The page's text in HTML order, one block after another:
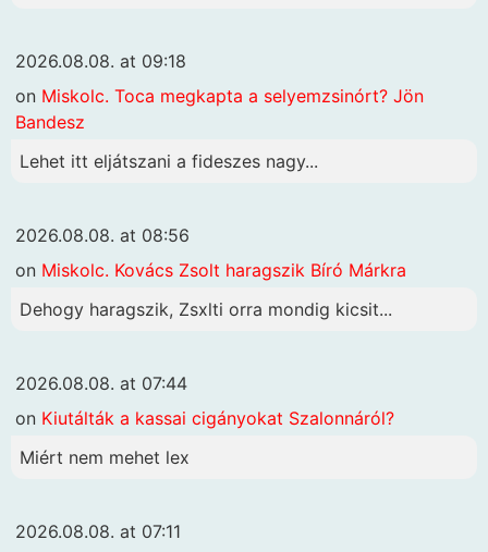
2026.08.08. at 09:18
on Miskolc. Toca megkapta a selyemzsinórt? Jön
Bandesz
Lehet itt eljátszani a fideszes nagy...
2026.08.08. at 08:56
on Miskolc. Kovács Zsolt haragszik Bíró Márkra
Dehogy haragszik, Zsxlti orra mondig kicsit...
2026.08.08. at 07:44
on Kiutálták a kassai cigányokat Szalonnáról?
Miért nem mehet lex
2026.08.08. at 07:11